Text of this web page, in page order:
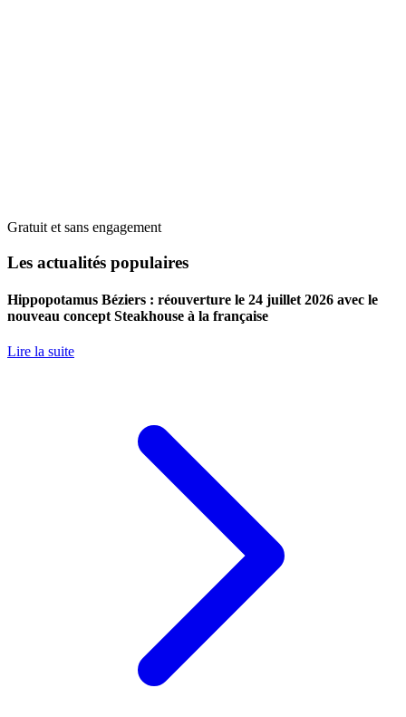
Gratuit et sans engagement
Les actualités populaires
Hippopotamus Béziers : réouverture le 24 juillet 2026 avec le
nouveau concept Steakhouse à la française
Lire la suite